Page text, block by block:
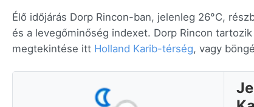
Élő időjárás Dorp Rincon-ban, jelenleg 26°C,
és a levegőminőség indexet. Dorp Rincon tartozik
megtekintése itt Holland Karib-térség, vagy